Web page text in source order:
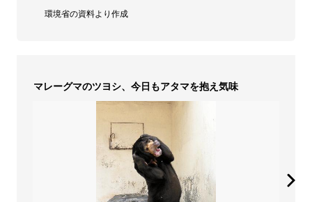
環境省の資料より作成
マレーグマのツヨシ、今日もアタマを抱え気味